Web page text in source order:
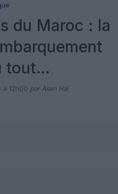
du Maroc : la
tout
avec Pax
à 12h00 par Alain Hai